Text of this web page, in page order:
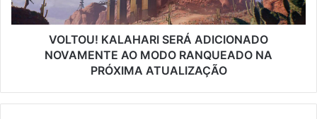
RANQUEADO
NA
PRÓXIMA
ATUALIZAÇÃO
VOLTOU! KALAHARI SERÁ ADICIONADO
NOVAMENTE AO MODO RANQUEADO NA
PRÓXIMA ATUALIZAÇÃO